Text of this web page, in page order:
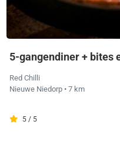
5-gangendiner + bites
Red Chilli
Nieuwe Niedorp • 7 km
5 / 5